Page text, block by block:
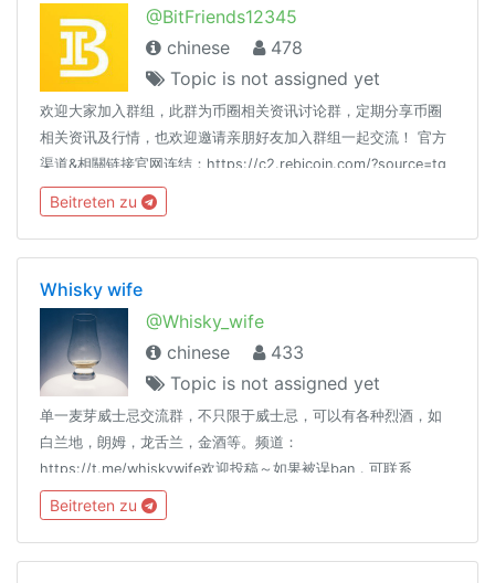
@BitFriends12345
chinese
478
Topic is not assigned yet
欢迎大家加入群组，此群为币圈相关资讯讨论群，定期分享币圈
相关资讯及行情，也欢迎邀请亲朋好友加入群组一起交流！ 官方
渠道&相關链接官网连结：https://c2.rebicoin.com/?source=tg
官方新闻频道：https://t.me/bitagechannal 区块链交流群：
https://t.me/BitBChinese
Beitreten zu
Whisky wife
@Whisky_wife
chinese
433
Topic is not assigned yet
单一麦芽威士忌交流群，不只限于威士忌，可以有各种烈酒，如
白兰地，朗姆，龙舌兰，金酒等。频道：
https://t.me/whiskywife欢迎投稿～如果被误ban，可联系
@Hydrangea97 @cxzQOTP关键字：whisky whiskey 威士忌 酒
雪茄
Beitreten zu